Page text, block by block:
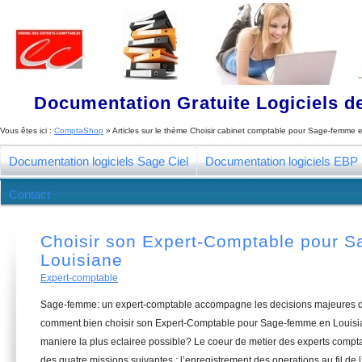
Documentation Gratuite Logiciels
Vous êtes ici : ComptaShop » Articles sur le thème Choisir cabinet comptable pour Sage-femme
Documentation logiciels Sage Ciel Documentation logiciels EBP
Contact
Choisir son Expert-Comptable pour
Louisiane
Expert-comptable
Sage-femme: un expert-comptable accompagne les decisions majeures
comment bien choisir son Expert-Comptable pour Sage-femme en
maniere la plus eclairee possible? Le coeur de metier des experts